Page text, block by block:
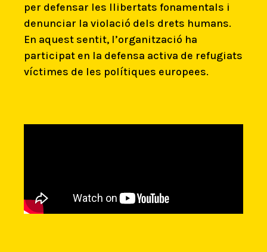
per defensar les llibertats fonamentals i
denunciar la violació dels drets humans.
En aquest sentit, l’organització ha
participat en la defensa activa de refugiats
víctimes de les polítiques europees.